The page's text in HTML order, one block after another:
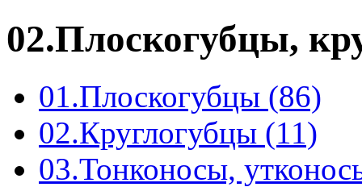
02.Плоскогубцы,
01.Плоскогубцы (86)
02.Круглогубцы (11)
03.Тонконосы,